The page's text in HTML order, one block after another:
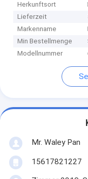
Herkunftsort
Lieferzeit
Markenname
Min Bestellmenge
Modellnummer
Mr. Waley Pan
15617821227